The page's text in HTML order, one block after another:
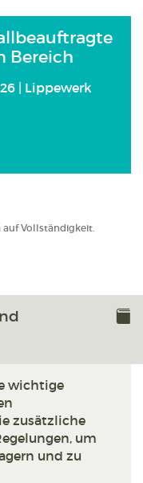
Bereich
| Lippewerk
Vollständigkeit.
wichtige
zusätzliche
um
und zu